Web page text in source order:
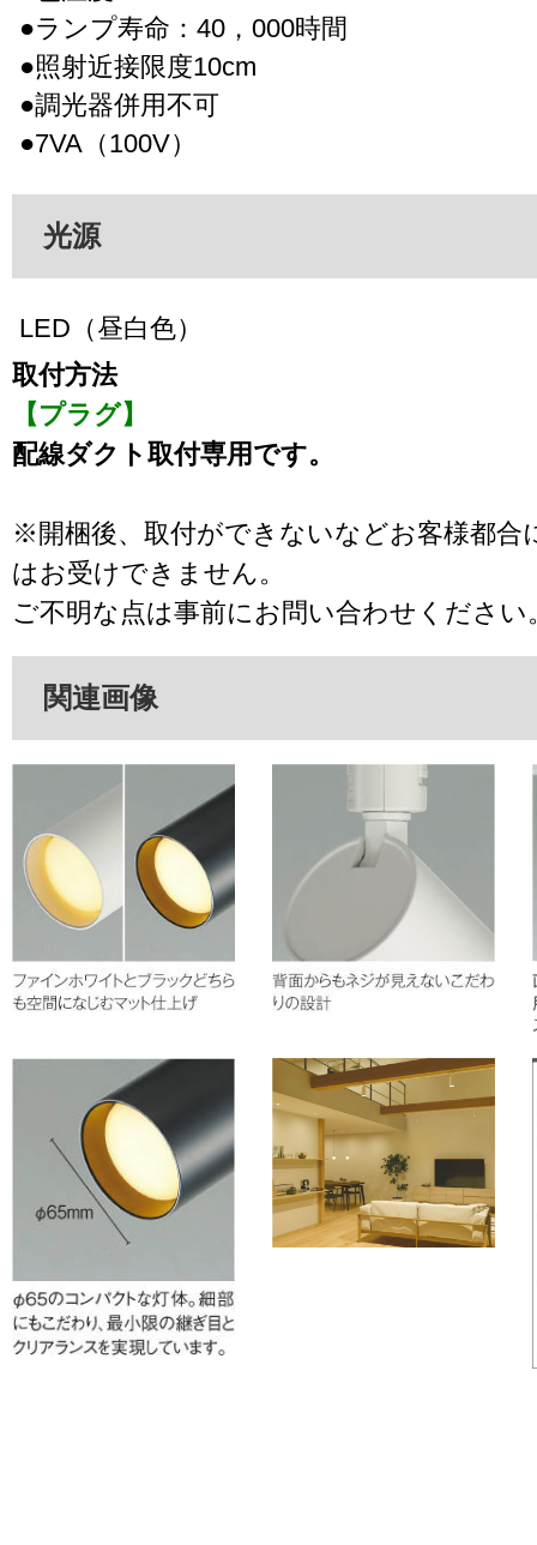
●ランプ寿命：40，000時間
●照射近接限度10cm
●調光器併用不可
●7VA（100V）
光源
LED（昼白色）
取付方法
【プラグ】
配線ダクト取付専用です。
※開梱後、取付ができないなどお客様都合
はお受けできません。
ご不明な点は事前にお問い合わせください
関連画像